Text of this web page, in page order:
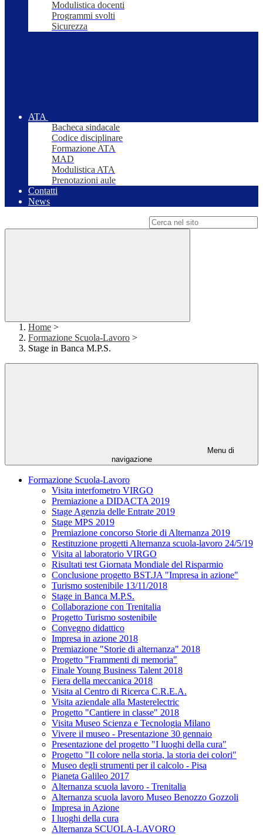
Modulistica docenti
Programmi svolti
Sicurezza
ATA
Bacheca sindacale
Codice disciplinare
Formazione ATA
MAD
Modulistica ATA
Prenotazioni aule
Contatti
News
Home >
Formazione Scuola-Lavoro >
Stage in Banca M.P.S.
Menu di
navigazione
Formazione Scuola-Lavoro
Visita interfometro VIRGO
Premiazione a DIDACTA 2019
Stage Agenzia delle Entrate 2019
Stage MPS 2019
Premiazione concorso Storie di Alternanza 2019
Restituzione progetti Alternanza scuola-lavoro 24/5/19
Visita al laboratorio VIRGO
Risultati test Giornata Mondiale del Risparmio
Conclusione progetto BST.JA "Impresa in azione"
Turismo sostenibile 13/11/2018
Stage in Banca M.P.S.
Collaborazione con Trenitalia
Progetto Turismo sostenibile
Convegno didattico
Impresa in azione 2018
Premiazione "Storie di alternanza" 2018
Progetto "Frammenti di memoria"
Finale Young Business Talent 2018
Fiera della meccanica 2018
Visita al Centro di Ricerca C.R.E.A.
Visita aziendale alla Masterelectric
Progetto "Cantiere in classe" 2018
Visita Museo Scienza e Tecnologia Milano
Vivere il museo - Presentazione 30 gennaio
Presentazione del progetto "I luoghi della cura"
Progetto "Il colore nella storia, la storia dei colori"
Museo degli strumenti per il calcolo - Pisa
Pianeta Galileo 2017
Alternanza scuola lavoro - Trenitalia
Alternanza scuola lavoro Museo Benozzo Gozzoli
Impresa in Azione
I luoghi della cura
Alternanza SCUOLA-LAVORO